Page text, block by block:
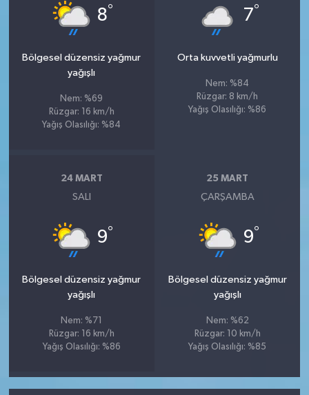
8°
Bölgesel düzensiz yağmur
yağışlı
Nem: %69
Rüzgar: 16 km/h
Yağış Olasılığı: %84
7°
Orta kuvvetli yağmurlu
Nem: %84
Rüzgar: 8 km/h
Yağış Olasılığı: %86
24 MART
SALI
9°
Bölgesel düzensiz yağmur
yağışlı
Nem: %71
Rüzgar: 16 km/h
Yağış Olasılığı: %86
25 MART
ÇARŞAMBA
9°
Bölgesel düzensiz yağmur
yağışlı
Nem: %62
Rüzgar: 10 km/h
Yağış Olasılığı: %85